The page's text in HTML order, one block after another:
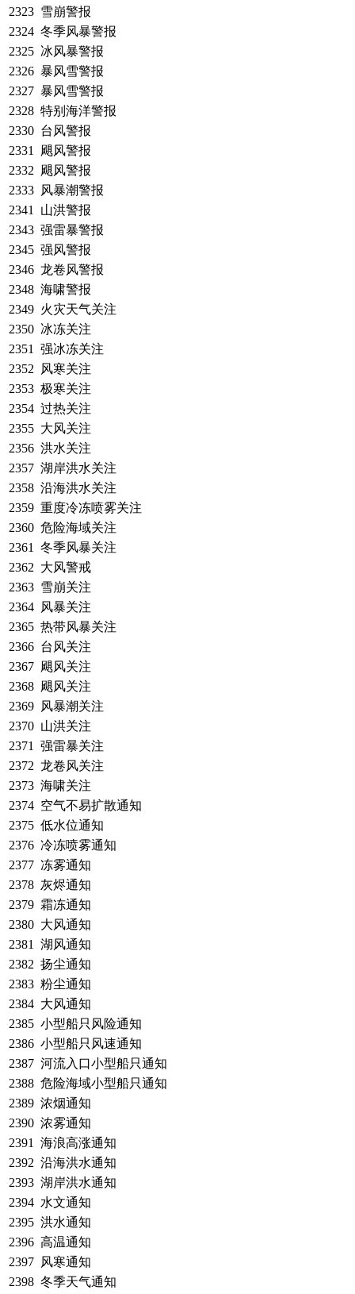
2323 雪崩警报
2324 冬季风暴警报
2325 冰风暴警报
2326 暴风雪警报
2327 暴风雪警报
2328 特别海洋警报
2330 台风警报
2331
飓风警报
2332 飓风警报
2333 风暴潮警报
2341
山洪警报
2343 强雷暴警报
2345 强风警报
2346 龙卷风警报
2348 海啸警报
2349 火灾天气关注
2350 冰冻关注
2351
强冰冻关注
2352
风寒关注
2353 极寒关注
2354 过热关注
2355 大风关注
2356 洪水关注
2357 湖岸洪水关注
2358 沿海洪水关注
2359 重度冷冻喷雾关注
2360 危险海域关注
2361
冬季风暴关注
2362 大风警戒
2363 雪崩关注
2364 风暴关注
2365 热带风暴关注
2366 台风关注
2367 飓风关注
2368 飓风关注
2369 风暴潮关注
2370 山洪关注
2371
强雷暴关注
2372 龙卷风关注
2373 海啸关注
2374 空气不易扩散通知
2375 低水位通知
2376 冷冻喷雾通知
2377 冻雾通知
2378 灰烬通知
2379 霜冻通知
2380 大风通知
2381
湖风通知
2382 扬尘通知
2383 粉尘通知
2384 大风通知
2385 小型船只风险通知
2386 小型船只风速通知
2387 河流入口小型船只通知
2388 危险海域小型船只通知
2389 浓烟通知
2390 浓雾通知
2391
海浪高涨通知
2392 沿海洪水通知
2393 湖岸洪水通知
2394 水文通知
2395 洪水通知
2396 高温通知
2397 风寒通知
2398 冬季天气通知